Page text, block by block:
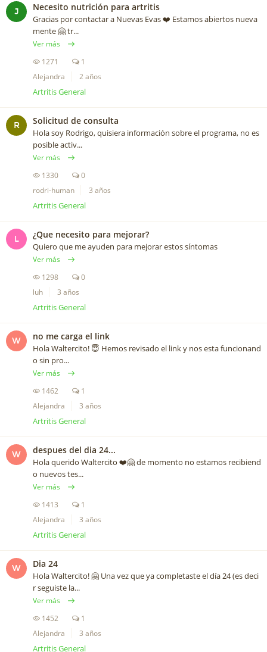
J Necesito nutrición para artritis
Gracias por contactar a Nuevas Evas ❤️️ Estamos abiertos nueva
mente 🤗 tr...
Ver más
1271
1
Alejandra
2 años
Artritis General
R Solicitud de consulta
Hola soy Rodrigo, quisiera información sobre el programa, no es
posible activ...
Ver más
1330
0
rodri-human
3 años
Artritis General
L ¿Que necesito para mejorar?
Quiero que me ayuden para mejorar estos síntomas
Ver más
1298
0
luh
3 años
Artritis General
W no me carga el link
Hola Waltercito! 😇 Hemos revisado el link y nos esta funcionand
o sin pro...
Ver más
1462
1
Alejandra
3 años
Artritis General
W despues del dia 24...
Hola querido Waltercito ❤️️🤗 de momento no estamos recibiend
o nuevos tes...
Ver más
1413
1
Alejandra
3 años
Artritis General
W Dia 24
Hola Waltercito! 🤗 Una vez que ya completaste el día 24 (es deci
r seguiste la...
Ver más
1452
1
Alejandra
3 años
Artritis General